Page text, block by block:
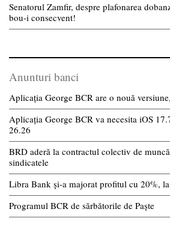
Senatorul Zamfir, despre plafonarea
bou-i consecvent!
Anunturi banci
Aplicația George BCR are o nouă
Aplicația George BCR va necesita iOS
26.26
BRD aderă la contractul colectiv de
sindicatele
Libra Bank și-a majorat profitul cu 20%,
Programul BCR de sărbătorile de Paște